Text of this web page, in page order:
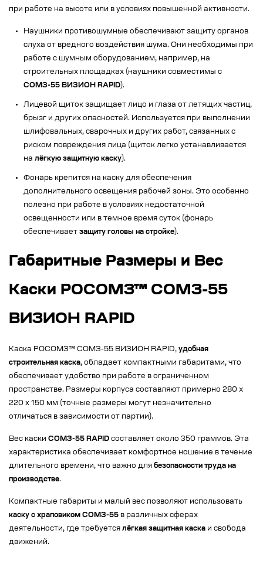
при работе на высоте или в условиях повышенной активности.
Наушники противошумные обеспечивают защиту органов
слуха от вредного воздействия шума. Они необходимы при
работе с шумным оборудованием, например, на
строительных площадках (наушники совместимы с
СОМЗ-55 ВИЗИОН RAPID).
Лицевой щиток защищает лицо и глаза от летящих частиц,
брызг и других опасностей. Используется при выполнении
шлифовальных, сварочных и других работ, связанных с
риском повреждения лица (щиток легко устанавливается
на лёгкую защитную каску).
Фонарь крепится на каску для обеспечения
дополнительного освещения рабочей зоны. Это особенно
полезно при работе в условиях недостаточной
освещенности или в темное время суток (фонарь
обеспечивает защиту головы на стройке).
Габаритные Размеры и Вес
Каски РОСОМЗ™ СОМЗ-55
ВИЗИОН RAPID
Каска РОСОМЗ™ СОМЗ-55 ВИЗИОН RAPID, удобная
строительная каска, обладает компактными габаритами, что
обеспечивает удобство при работе в ограниченном
пространстве. Размеры корпуса составляют примерно 280 x
220 x 150 мм (точные размеры могут незначительно
отличаться в зависимости от партии).
Вес каски СОМЗ-55 RAPID составляет около 350 граммов. Эта
характеристика обеспечивает комфортное ношение в течение
длительного времени, что важно для безопасности труда на
производстве.
Компактные габариты и малый вес позволяют использовать
каску с храповиком СОМЗ-55 в различных сферах
деятельности, где требуется лёгкая защитная каска и свобода
движений.